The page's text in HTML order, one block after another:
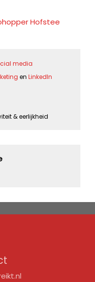
Hofstee
media
en LinkedIn
& eerlijkheid